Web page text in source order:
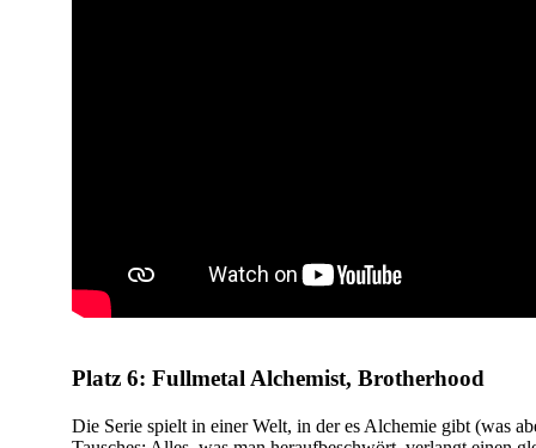
Platz 6: Fullmetal Alchemist, Brotherhood
Die Serie spielt in einer Welt, in der es Alchemie gibt (was